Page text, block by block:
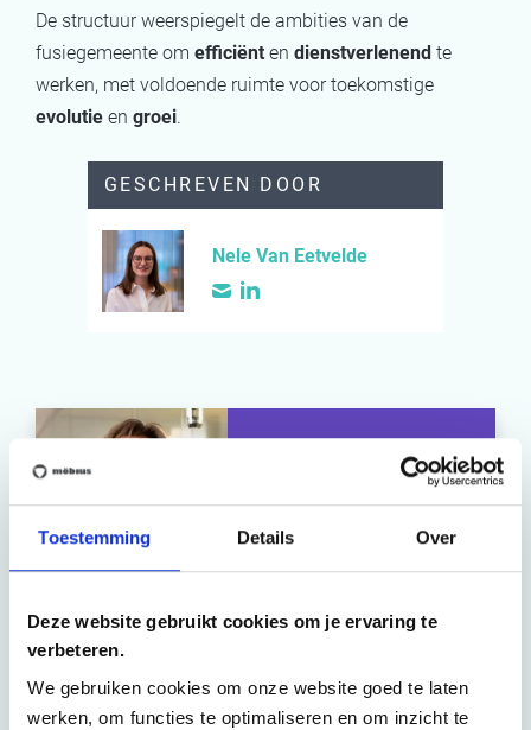
Toestemming Details Over
Deze website gebruikt cookies om je ervaring te
verbeteren.
We gebruiken cookies om onze website goed te laten
werken, om functies te optimaliseren en om inzicht te
De structuur weerspiegelt de ambities van de
fusiegemeente om efficiënt en dienstverlenend te
werken, met voldoende ruimte voor toekomstige
evolutie en groei.
GESCHREVEN DOOR
Nele Van Eetvelde
Jonathan Aelterman